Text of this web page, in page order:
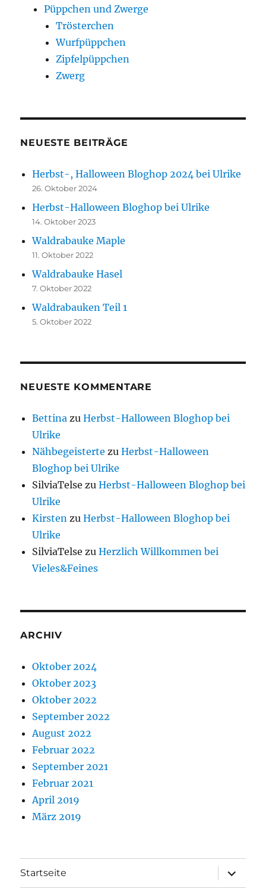
Püppchen und Zwerge
Trösterchen
Wurfpüppchen
Zipfelpüppchen
Zwerg
NEUESTE BEITRÄGE
Herbst-, Halloween Bloghop 2024 bei Ulrike
26. Oktober 2024
Herbst-Halloween Bloghop bei Ulrike
14. Oktober 2023
Waldrabauke Maple
11. Oktober 2022
Waldrabauke Hasel
7. Oktober 2022
Waldrabauken Teil 1
5. Oktober 2022
NEUESTE KOMMENTARE
Bettina zuHerbst-Halloween Bloghop bei
Ulrike
Nähbegeisterte zuHerbst-Halloween
Bloghop bei Ulrike
SilviaTelse zuHerbst-Halloween Bloghop bei
Ulrike
Kirsten zuHerbst-Halloween Bloghop bei
Ulrike
SilviaTelse zuHerzlich Willkommen bei
Vieles&Feines
ARCHIV
Oktober 2024
Oktober 2023
Oktober 2022
September 2022
August 2022
Februar 2022
September 2021
Februar 2021
April 2019
März 2019
Startseite
öffnen